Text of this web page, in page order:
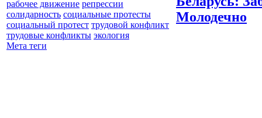
рабочее движение репрессии
солидарность социальные протесты
социальный протест трудовой конфликт
трудовые конфликты экология
Мета теги
Молодечно